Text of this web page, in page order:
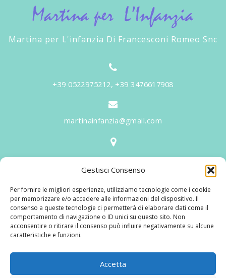
Gestisci Consenso
Per fornire le migliori esperienze, utilizziamo tecnologie come i cookie
per memorizzare e/o accedere alle informazioni del dispositivo. Il
consenso a queste tecnologie ci permetterà di elaborare dati come il
comportamento di navigazione o ID unici su questo sito. Non
acconsentire o ritirare il consenso può influire negativamente su alcune
caratteristiche e funzioni.
Accetta
Martina per L'infanzia Di Francesconi Romeo Snc
+39 0522975212, +39 3476617908
martinainfanzia@gmail.com
V.le Tiziano, 20 - 42046 Reggiolo
Martina per l'Infanzia, un nome ed un progetto che
nasce prima di tutto da una provata esperienza
maturata sul campo dal suo fondatore in 25 anni di
lavoro. La didattica rivolta al bambino nei suoi primi
aggiornandone continuamente i progetti educativi.